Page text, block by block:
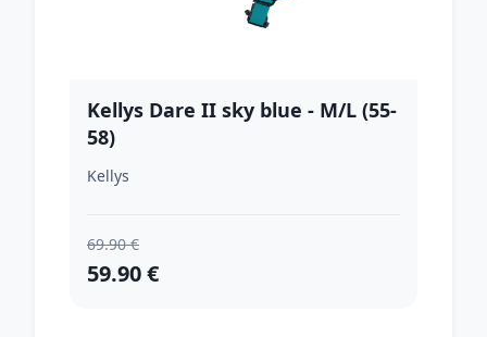
Kellys Dare II sky blue - M/L (55-
58)
Kellys
69.90 €
59.90 €